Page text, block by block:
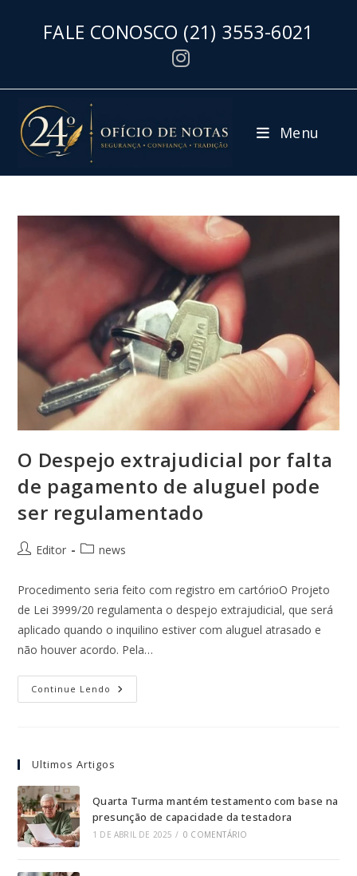
FALE CONOSCO (21) 3553-6021
Menu
O Despejo extrajudicial por falta
de pagamento de aluguel pode
ser regulamentado
Editor news
Procedimento seria feito com registro em cartórioO Projeto
de Lei 3999/20 regulamenta o despejo extrajudicial, que será
aplicado quando o inquilino estiver com aluguel atrasado e
não houver acordo. Pela…
Continue Lendo
Ultimos Artigos
Quarta Turma mantém testamento com base na
presunção de capacidade da testadora
1 DE ABRIL DE 2025 / 0 COMENTÁRIO